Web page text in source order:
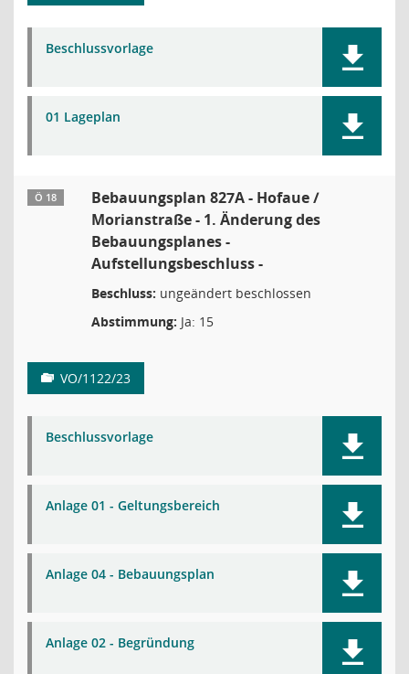
Beschlussvorlage
01 Lageplan
Ö 18
Bebauungsplan 827A - Hofaue /
Morianstraße - 1. Änderung des
Bebauungsplanes -
Aufstellungsbeschluss -
Beschluss: ungeändert beschlossen
Abstimmung: Ja: 15
VO/1122/23
Beschlussvorlage
Anlage 01 - Geltungsbereich
Anlage 04 - Bebauungsplan
Anlage 02 - Begründung